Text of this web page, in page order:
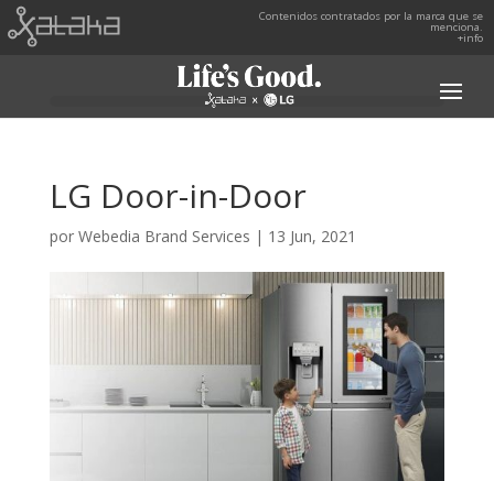
Contenidos contratados por la marca que se
menciona.
+info
LG Door-in-Door
por Webedia Brand Services | 13 Jun, 2021